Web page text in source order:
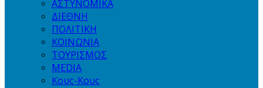
ΑΣΤΥΝΟΜΙΚΑ
ΔΙΕΘΝΗ
ΠΟΛΙΤΙΚΗ
ΚΟΙΝΩΝΙΑ
ΤΟΥΡΙΣΜΟΣ
MEDIA
Κους-Κους